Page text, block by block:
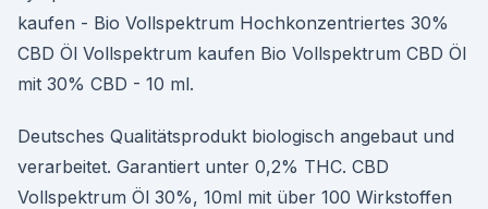
kaufen - Bio Vollspektrum Hochkonzentriertes 30%
CBD Öl Vollspektrum kaufen Bio Vollspektrum CBD Öl
mit 30% CBD - 10 ml.
Deutsches Qualitätsprodukt biologisch angebaut und
verarbeitet. Garantiert unter 0,2% THC. CBD
Vollspektrum Öl 30%, 10ml mit über 100 Wirkstoffen